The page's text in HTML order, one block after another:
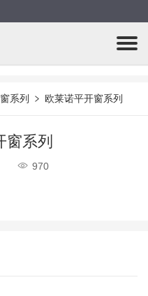
系列 欧莱诺平开窗系列
窗系列
970